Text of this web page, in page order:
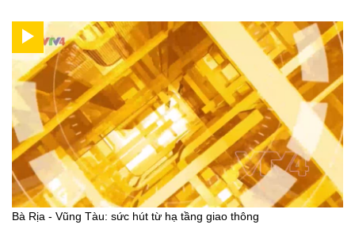
Bà Rịa - Vũng Tàu: sức hút từ hạ tầng giao thông